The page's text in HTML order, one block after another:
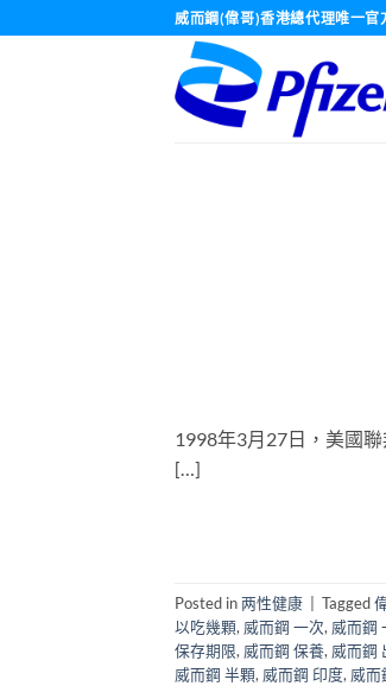
to
威而鋼(偉哥)香港總代理唯一官
1998年3月27日，美國
[…]
Posted in两性健康 Tagged
以吃幾顆, 威而鋼 一次, 威而鋼
保存期限, 威而鋼 保養, 威而鋼
威而鋼 半顆, 威而鋼 印度, 威而